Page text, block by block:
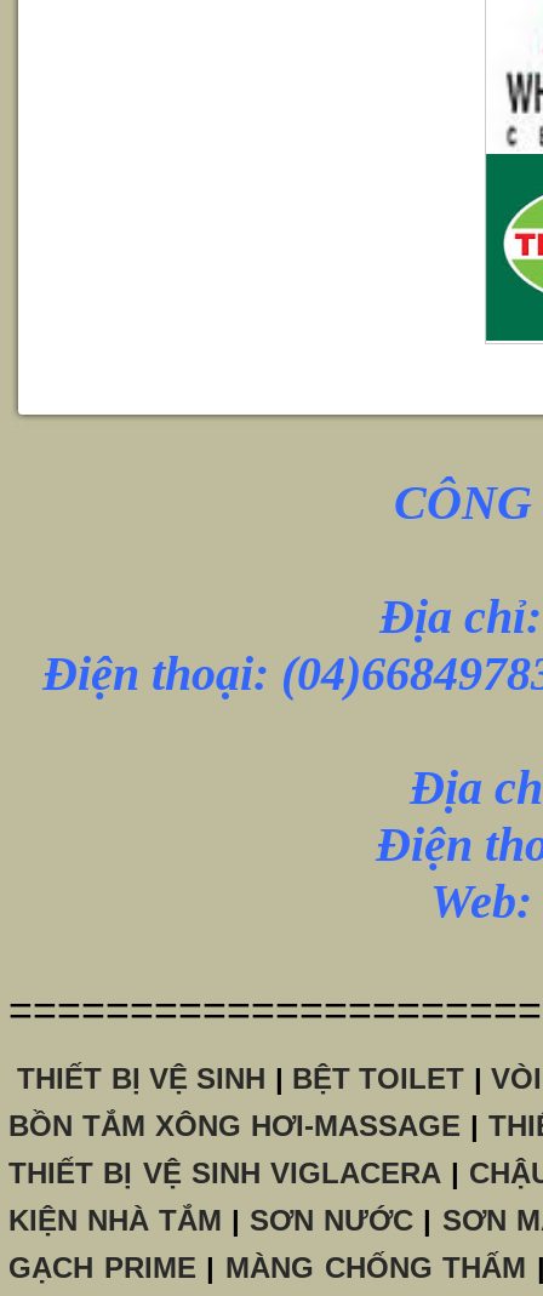
Địa
Điện thoại:
Địa
Điện
THIẾT BỊ VỆ SINH | BỆT TOILET |
BỒN TẮM XÔNG HƠI-MASSAGE |
THIẾT BỊ VỆ SINH VIGLACERA|
KIỆN NHÀ TẮM | SƠN NƯỚC | SƠN
GẠCH PRIME | MÀNG CHỐNG THẤM